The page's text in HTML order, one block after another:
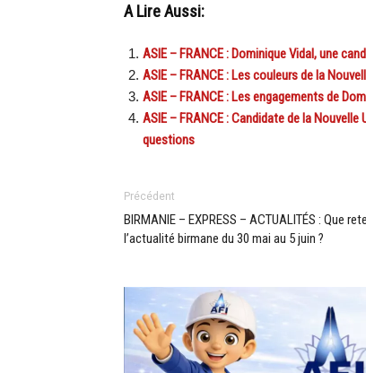
A Lire Aussi:
ASIE – FRANCE : Dominique Vidal, une
ASIE – FRANCE : Les couleurs de la
ASIE – FRANCE : Les engagements de
ASIE – FRANCE : Candidate de la
questions
Précédent
BIRMANIE – EXPRESS – ACTUALITÉS : Que
l’actualité birmane du 30 mai au 5 juin ?